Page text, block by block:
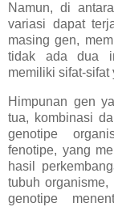
Namun, di
variasi dapat
masing gen,
tidak ada dua
memiliki sifat-sifat
Himpunan gen
tua, kombinasi
genotipe
fenotipe, yang
hasil
tubuh
genotipe